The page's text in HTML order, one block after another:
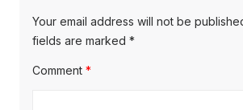
Your email address will not be
fields are marked *
Comment *